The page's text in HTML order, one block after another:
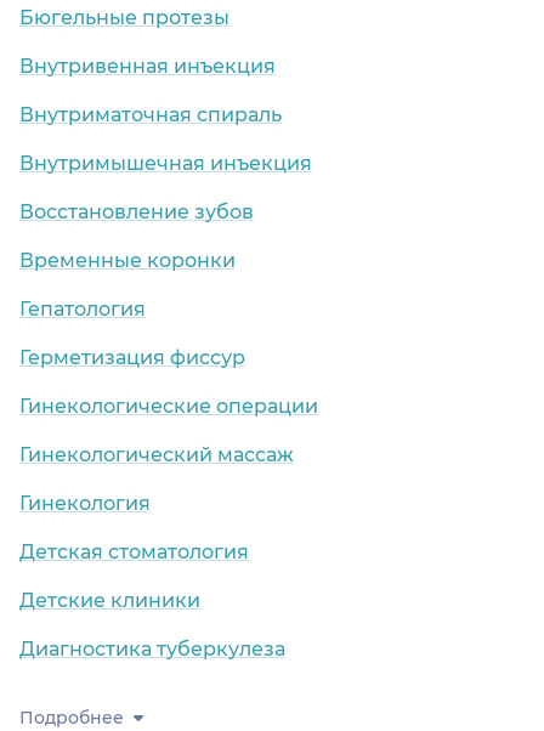
Бюгельные протезы
Внутривенная инъекция
Внутриматочная спираль
Внутримышечная инъекция
Восстановление зубов
Временные коронки
Гепатология
Герметизация фиссур
Гинекологические операции
Гинекологический массаж
Гинекология
Детская стоматология
Детские клиники
Диагностика туберкулеза
Подробнее